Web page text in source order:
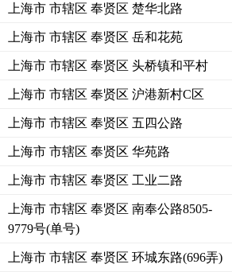
上海市 市辖区 奉贤区 楚华北路
上海市 市辖区 奉贤区 岳和花苑
上海市 市辖区 奉贤区 头桥镇和平村
上海市 市辖区 奉贤区 沪港新村C区
上海市 市辖区 奉贤区 五四公路
上海市 市辖区 奉贤区 华苑路
上海市 市辖区 奉贤区 工业二路
上海市 市辖区 奉贤区 南奉公路8505-
9779号(单号)
上海市 市辖区 奉贤区 环城东路(696弄)